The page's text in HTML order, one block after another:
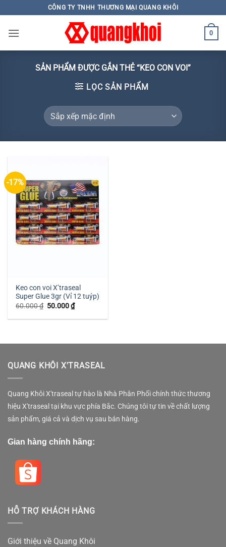
to
content
CÔNG TY TNHH THƯƠNG MẠI QUANG KHÔI
0
SẢN PHẨM ĐƯỢC GẮN THẺ “KEO CON VOI”
LỌC SẢN PHẨM
-17%
Keo con voi X’traseal
Super Glue 3gr (Vỉ 12 tuýp)
60.000₫ Giá
là:
50.000₫Giá
hiện
tại
QUANG KHÔI X'TRASEAL
Quang Khôi X'traseal tự hào là Nhà Phân Phối chính thức thương
hiệu X'traseal tại khu vực phía Bắc. Chúng tôi tự tin về chất lượng
sản phẩm, giá cả và dịch vụ sau bán hàng.
Gian hàng chính hãng:
HỖ TRỢ KHÁCH HÀNG
Giới thiệu về Quang Khôi